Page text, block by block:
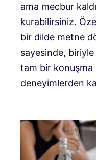
ama mecbur
kurabilirsiniz.
bir dilde metne
sayesinde,
tam bir konuşma
deneyimlerden